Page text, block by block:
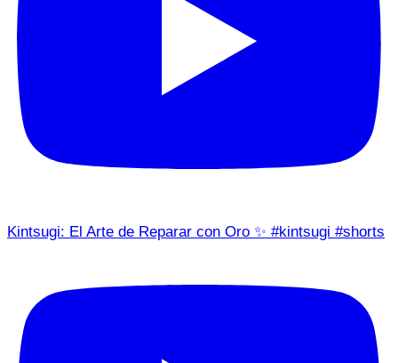
Kintsugi: El Arte de Reparar con Oro ✨ #kintsugi #shorts